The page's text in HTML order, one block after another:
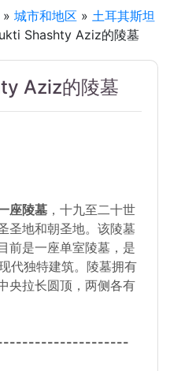
» 城市和地区 » 土耳其斯坦
Shashty Aziz的陵墓
Aziz的陵墓
座陵墓 ，十九至二十世
圣地和朝圣地。该陵墓
前是一座单室陵墓，是
代独特建筑。陵墓拥有
央拉长圆顶，两侧各有